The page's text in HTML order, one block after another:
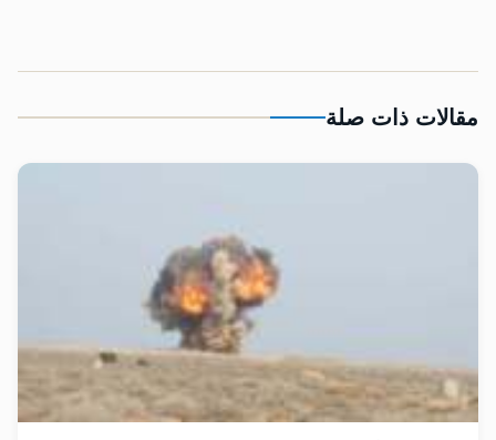
مقالات ذات صلة